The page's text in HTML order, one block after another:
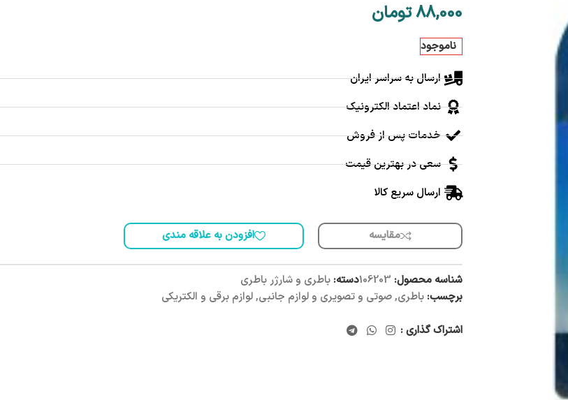
88,000تومان
ناموجود
ارسال به سراسر ایران
نماد اعتماد الکترونیک
خدمات پس از فروش
سعی در بهترین قیمت
ارسال سریع کالا
مقایسه افزودن به علاقه مندی
شناسه محصول: 106203دسته: باطری و شارژر باطری
برچسب: باطری,صوتی و تصویری و لوازم جانبی,لوازم برقی و الکتریکی
اشتراک گذاری :